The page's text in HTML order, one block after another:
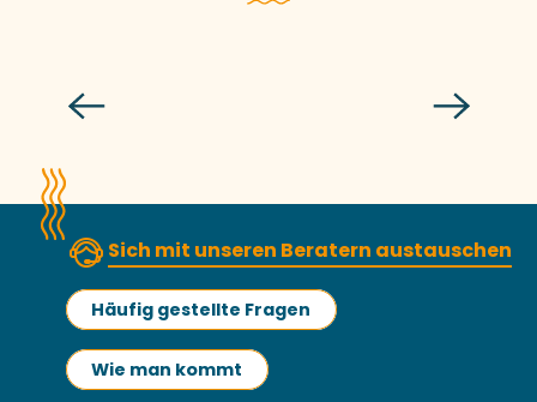
Sich mit unseren Beratern austauschen
Häufig gestellte Fragen
Wie man kommt